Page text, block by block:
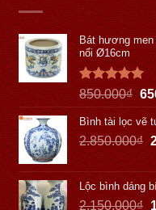
Bát hương men
nổi Ø16cm
Được xếp
hạng5.00
5 sao
850.000₫
Bình tài lọc vẽ
2.850.000₫
Lộc bình dáng
2.150.000₫